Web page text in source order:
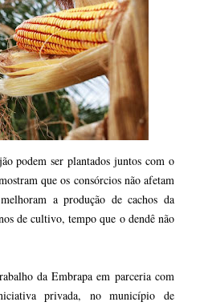
podem ser plantados juntos com o
que os consórcios não afetam
a produção de cachos da
de cultivo, tempo que o dendê não
da Embrapa em parceria com
privada, no município de